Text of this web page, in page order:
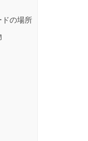
の場所